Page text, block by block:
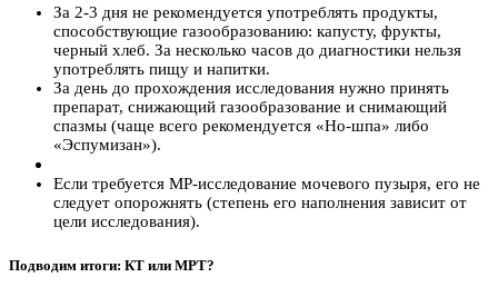
За 2-3 дня не рекомендуется употреблять продукты,
способствующие газообразованию: капусту, фрукты,
черный хлеб. За несколько часов до диагностики нельзя
употреблять пищу и напитки.
За день до прохождения исследования нужно принять
препарат, снижающий газообразование и снимающий
спазмы (чаще всего рекомендуется «Но-шпа» либо
«Эспумизан»).
Если требуется МР-исследование мочевого пузыря, его не
следует опорожнять (степень его наполнения зависит от
цели исследования).
Подводим итоги: КТ или МРТ?